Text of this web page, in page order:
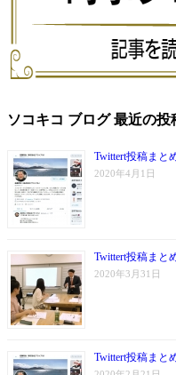
ソコキコ ブログ 最近の投
Twittert投稿まと
2020年4月1日
Twittert投稿まと
2020年3月31日
Twittert投稿まと